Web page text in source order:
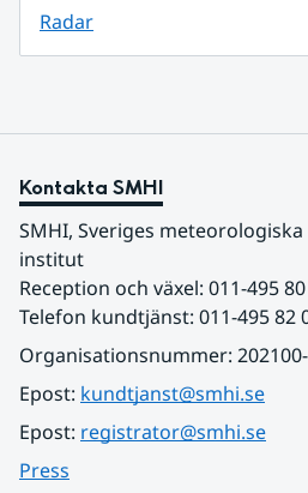
Radar
Kontakta SMHI
SMHI, Sveriges
institut
Reception och växel: 011-495
Telefon kundtjänst: 011-495 82
Organisationsnummer:
Epost: kundtjanst@smhi.se
Epost: registrator@smhi.se
Press